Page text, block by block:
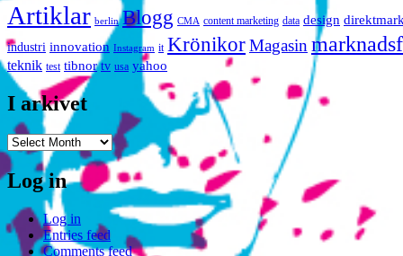
Artiklar berlin Blogg CMA content marketing data design
industri innovation Instagram it KrönikorMagasin
teknik test tibnor tv usa yahoo
I arkivet
arkivet
Log in
Log in
Entries feed
Comments feed